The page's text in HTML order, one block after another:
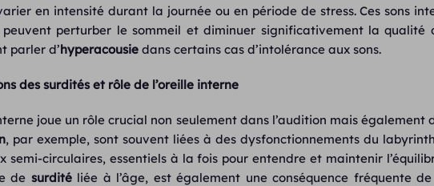
en intensité durant la journée ou en période de stress. Ces sons
peuvent perturber le sommeil et diminuer significativement la qualité
parler d’hyperacousie dans certains cas d’intolérance aux sons.
des surdités et rôle de l’oreille interne
joue un rôle crucial non seulement dans l’audition mais également
, par exemple, sont souvent liées à des dysfonctionnements du
semi-circulaires, essentiels à la fois pour entendre et maintenir
de surditéliée à l’âge, est également une conséquence fréquente